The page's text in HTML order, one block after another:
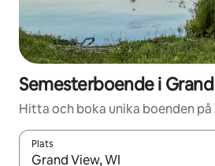
Semesterboende i
Hitta och boka unika boenden
Plats
När resultaten är tillgängliga kan